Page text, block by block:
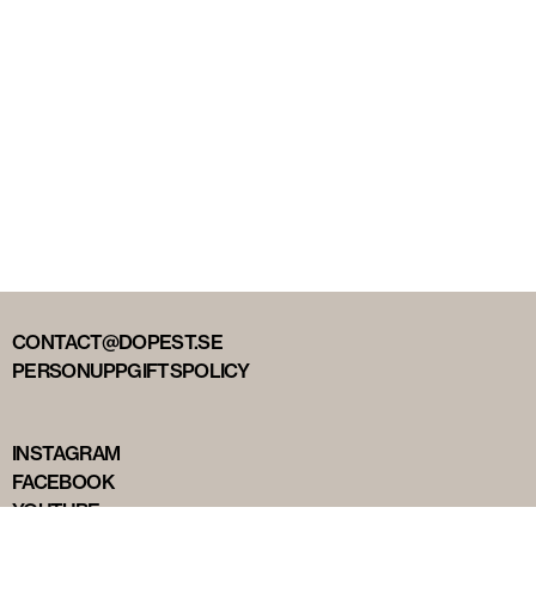
CONTACT@DOPEST.SE
PERSONUPPGIFTSPOLICY
INSTAGRAM
FACEBOOK
YOUTUBE